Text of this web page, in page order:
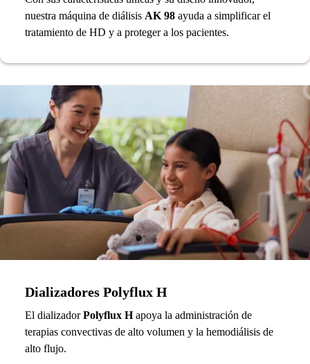
nuestra máquina de diálisis AK 98 ayuda a simplificar el
tratamiento de HD y a proteger a los pacientes.
Dializadores Polyflux H
El dializadorPolyflux Hapoya la administración de
terapias convectivas de alto volumen y la hemodiálisis de
alto flujo.